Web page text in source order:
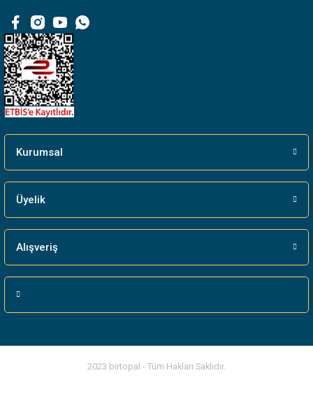
Kurumsal
Üyelik
Alışveriş
2023 birtopal - Tüm Hakları Saklıdır.